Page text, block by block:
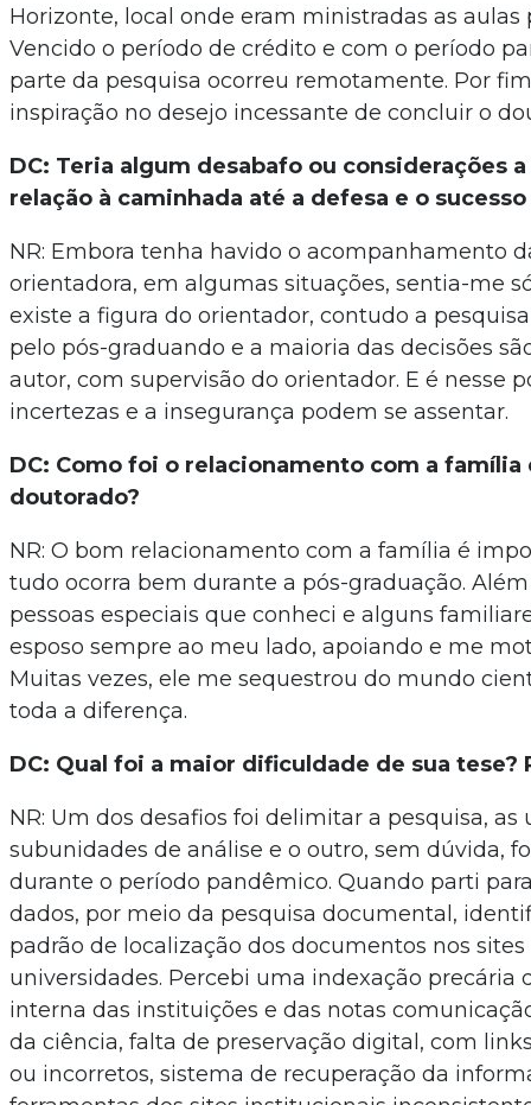
Horizonte, local onde eram ministradas as aulas
Vencido o período de crédito e com o período
parte da pesquisa ocorreu remotamente. Por
inspiração no desejo incessante de concluir o
DC: Teria algum desabafo ou considerações
relação à caminhada até a defesa e o
NR: Embora tenha havido o acompanhamento
orientadora, em algumas situações, sentia-me
existe a figura do orientador, contudo a
pelo pós-graduando e a maioria das decisões
autor, com supervisão do orientador. E é nesse
incertezas e a insegurança podem se assentar.
DC: Como foi o relacionamento com a família
doutorado?
NR: O bom relacionamento com a família é
tudo ocorra bem durante a pós-graduação.
pessoas especiais que conheci e alguns
esposo sempre ao meu lado, apoiando e me
Muitas vezes, ele me sequestrou do mundo
toda a diferença.
DC: Qual foi a maior dificuldade de sua tese?
NR: Um dos desafios foi delimitar a pesquisa, as
subunidades de análise e o outro, sem dúvida,
durante o período pandêmico. Quando parti
dados, por meio da pesquisa documental,
padrão de localização dos documentos nos sites
universidades. Percebi uma indexação precária
interna das instituições e das notas
da ciência, falta de preservação digital, com
ou incorretos, sistema de recuperação da